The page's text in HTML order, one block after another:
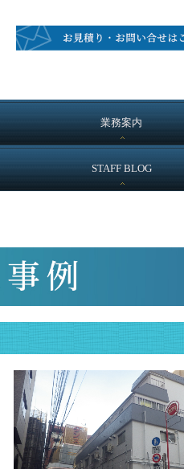
業務案内
STAFF BLOG